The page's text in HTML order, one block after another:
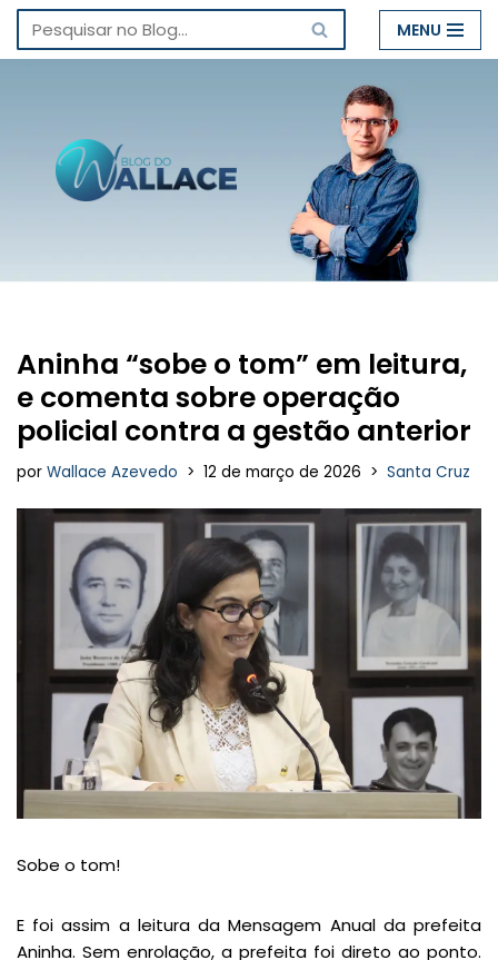
Pular
conteúdo
MENU
Aninha “sobe o tom” em leitura,
e comenta sobre operação
policial contra a gestão anterior
por Wallace Azevedo 12 de março de 2026 Santa Cruz
Sobe o tom!
E foi assim a leitura da Mensagem Anual da prefeita
Aninha. Sem enrolação, a prefeita foi direto ao ponto.